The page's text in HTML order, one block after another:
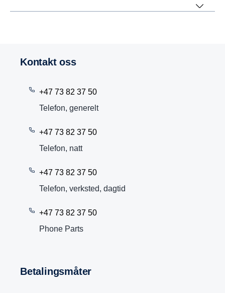
Kontakt oss
+47 73 82 37 50
Telefon, generelt
+47 73 82 37 50
Telefon, natt
+47 73 82 37 50
Telefon, verksted, dagtid
+47 73 82 37 50
Phone Parts
Betalingsmåter